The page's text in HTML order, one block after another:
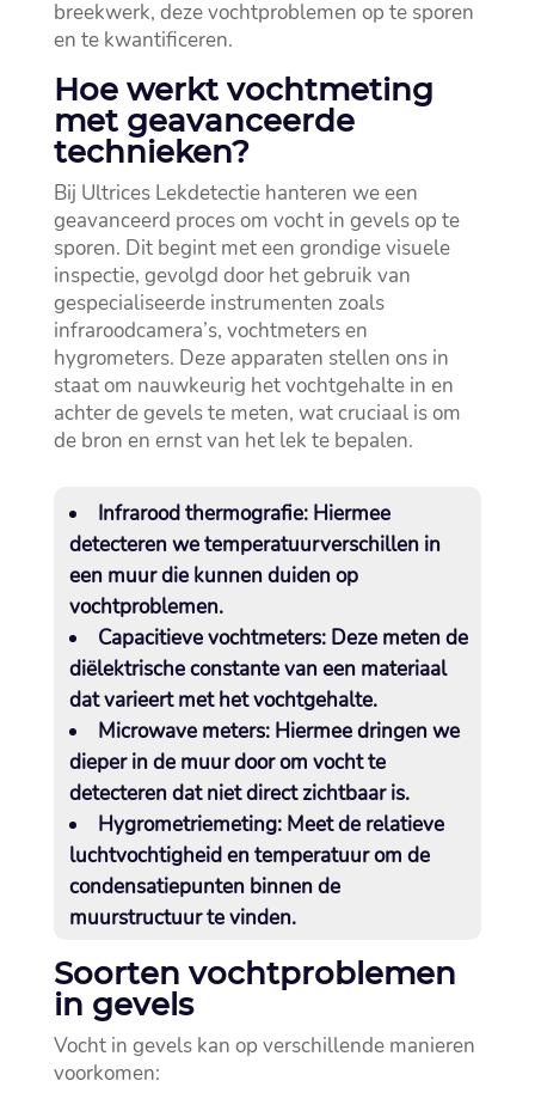
breekwerk, deze vochtproblemen op te sporen
en te kwantificeren.​
Hoe werkt vochtmeting
met geavanceerde
technieken?
Bij Ultrices Lekdetectie hanteren we een
geavanceerd proces om vocht in gevels op te
sporen.​ Dit begint met een grondige visuele
inspectie, gevolgd door het gebruik van
gespecialiseerde instrumenten zoals
infraroodcamera’s, vochtmeters en
hygrometers.​ Deze apparaten stellen ons in
staat om nauwkeurig het vochtgehalte in en
achter de gevels te meten, wat cruciaal is om
de bron en ernst van het lek te bepalen.​
Infrarood thermografie: Hiermee
detecteren we temperatuurverschillen in
een muur die kunnen duiden op
vochtproblemen.​
Capacitieve vochtmeters: Deze meten de
diëlektrische constante van een materiaal
dat varieert met het vochtgehalte.​
Microwave meters: Hiermee dringen we
dieper in de muur door om vocht te
detecteren dat niet direct zichtbaar is.​
Hygrometriemeting: Meet de relatieve
luchtvochtigheid en temperatuur om de
condensatiepunten binnen de
muurstructuur te vinden.​
Soorten vochtproblemen
in gevels
Vocht in gevels kan op verschillende manieren
voorkomen: